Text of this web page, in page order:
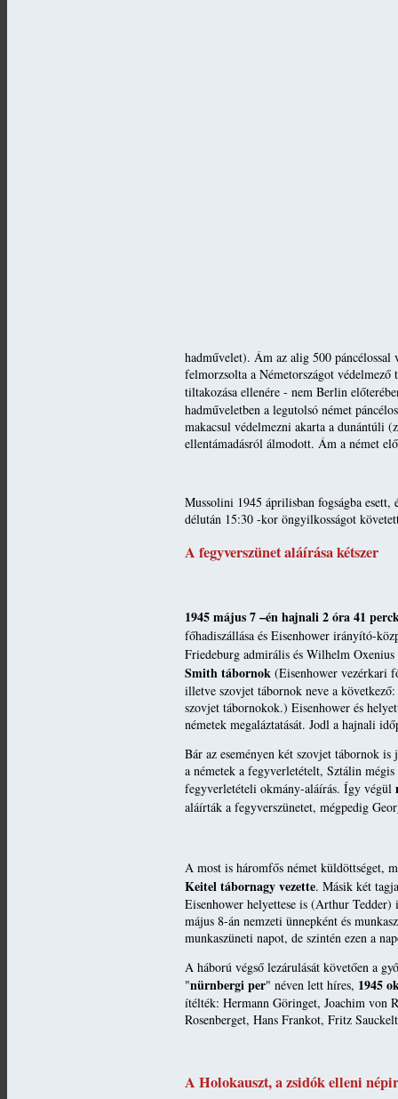
hadművelet). Ám az alig 500 páncélossal
felmorzsolta a Németországot
tiltakozása ellenére - nem Berlin
hadműveletben a legutolsó német
makacsul védelmezni akarta a dunántúli
ellentámadásról álmodott. Ám a német
Mussolini 1945 áprilisban fogságba
délután 15:30 -kor öngyilkosságot
A fegyverszünet aláírása kétszer
1945 május 7 –én hajnali 2 óra 41
főhadiszállása és Eisenhower irányító-
Friedeburg admirális és Wilhelm
Smith tábornok (Eisenhower vezérkari
illetve szovjet tábornok neve a
szovjet tábornokok.) Eisenhower és
németek megaláztatását. Jodl a hajnali
Bár az eseményen két szovjet tábornok
a németek a fegyverletételt, Sztálin
fegyverletételi okmány-aláírás. Így végül
aláírták a fegyverszünetet, mégpedig
A most is háromfős német küldöttséget,
Keitel tábornagy vezette. Másik két
Eisenhower helyettese is (Arthur Tedder)
május 8-án nemzeti ünnepként és
munkaszüneti napot, de szintén ezen a
A háború végső lezárulását követően a
"nürnbergi per" néven lett híres, 1945
ítélték: Hermann Göringet, Joachim
Rosenberget, Hans Frankot, Fritz
A Holokauszt, a zsidók elleni